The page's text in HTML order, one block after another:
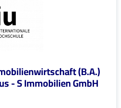
(B.A.)
- S Immobilien GmbH